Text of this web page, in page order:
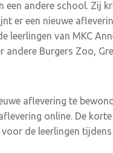
andere school. Zij
er een nieuwe
leerlingen van MKC
andere Burgers Zoo,
aflevering te
online. De
de leerlingen tijdens